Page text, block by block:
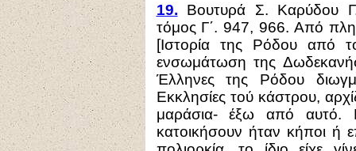
19. Βουτυρά Σ. Καρύδου Γ.,
τόμος Γ΄. 947, 966. Από
[Ιστορία της Ρόδουαπό
ενσωμάτωση της Δωδεκ
Έλληνες της Ρόδου
Εκκλησίες τούκάστρου, α
μαράσια- έξω από αυτό.
κατοικήσουν ήταν κήποι ή